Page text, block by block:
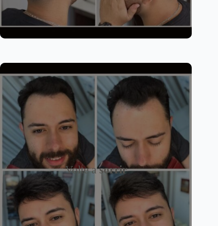
Volte asorrir